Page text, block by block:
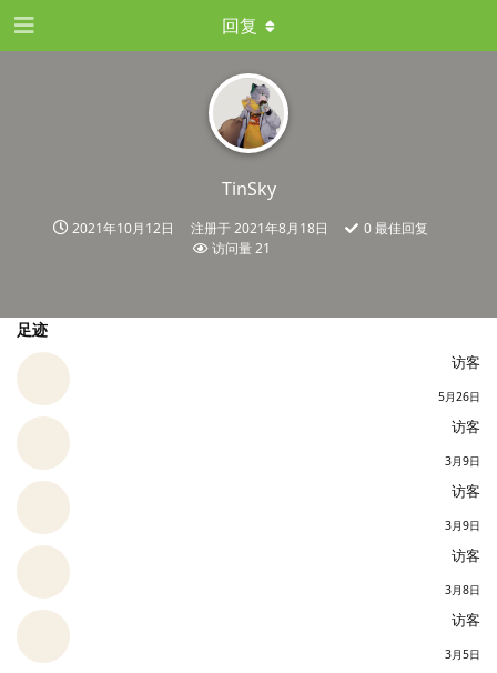
TinSky
2021年10月12日 注册于2021年8月18日 0最佳回复
访问量21
回复
足迹
访客
5月26日
访客
3月9日
访客
3月9日
访客
3月8日
访客
3月5日